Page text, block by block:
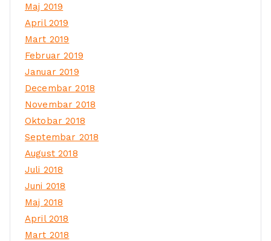
Maj 2019
April 2019
Mart 2019
Februar 2019
Januar 2019
Decembar 2018
Novembar 2018
Oktobar 2018
Septembar 2018
August 2018
Juli 2018
Juni 2018
Maj 2018
April 2018
Mart 2018